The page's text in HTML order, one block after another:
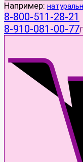
Например:
8-800-511-28-21
8-910-081-00-77